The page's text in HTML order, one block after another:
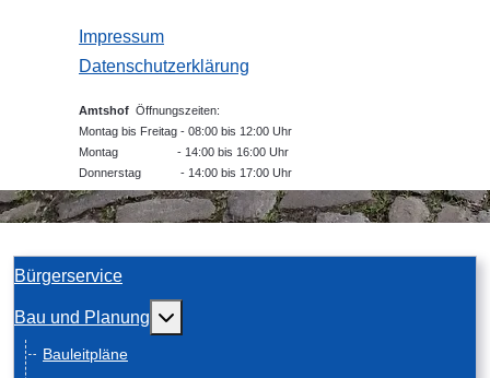
Impressum
Datenschutzerklärung
Amtshof Öffnungszeiten:
Montag bis Freitag - 08:00 bis 12:00 Uhr
Montag - 14:00 bis 16:00 Uhr
Donnerstag - 14:00 bis 17:00 Uhr
Bürgerservice
Bau und Planung Weitere Informationen: Bau und Planung
Bauleitpläne